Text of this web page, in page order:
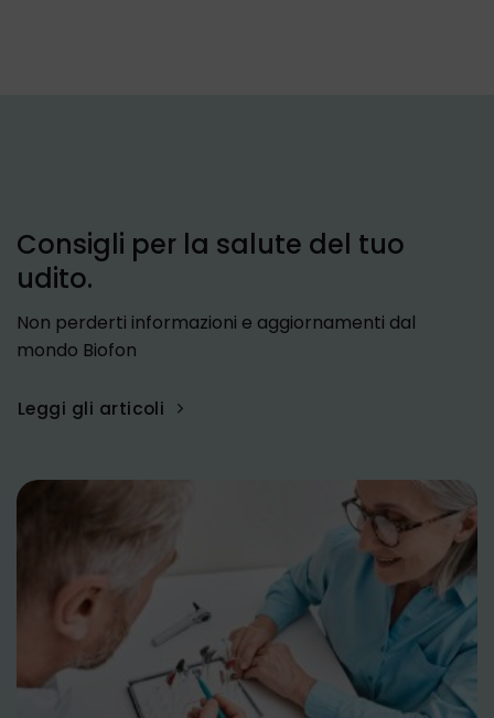
Consigli per la salute del tuo
udito.
Non perderti informazioni e aggiornamenti dal
mondo Biofon
Leggi gli articoli